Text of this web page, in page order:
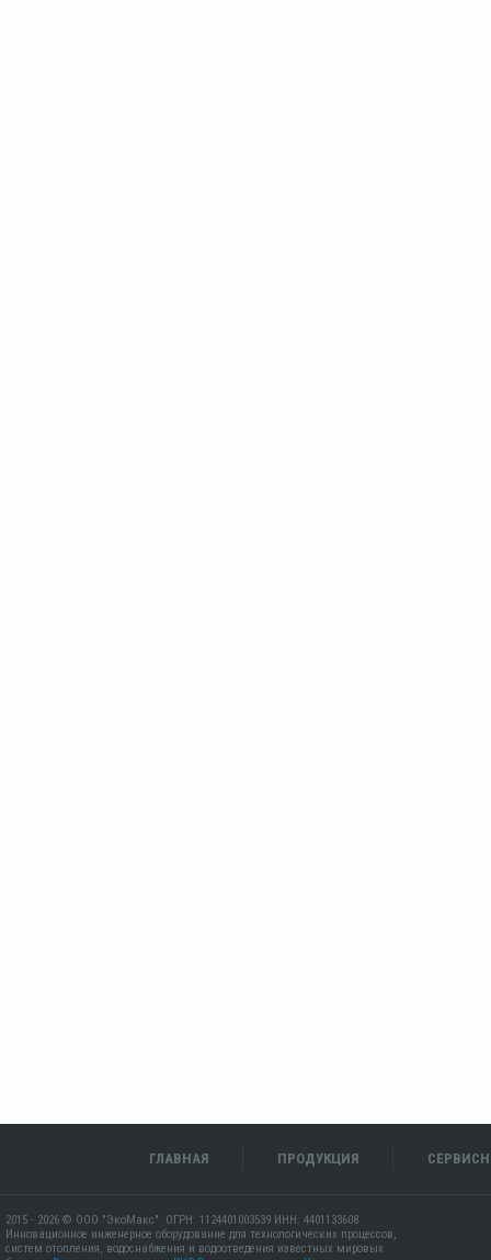
ГЛАВНАЯ ПРОДУКЦИЯ
2015 - 2026 © ООО "ЭкоМакс". ОГРН: 1124401003539 ИНН: 4401133608
Инновационное инженерное оборудование для технологических процессов,
систем отопления, водоснабжения и водоотведения известных мировых